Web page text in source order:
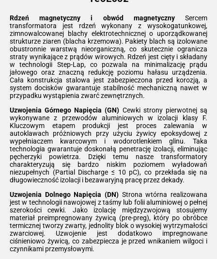
Rdzeń magnetyczny i obwód magnetycznySercem
transformatora jest rdzeń wykonany z wysokogatunkowej,
zimnowalcowanej blachy elektrotechnicznej o uporządkowanej
strukturze ziaren (blacha krzemowa). Pakiety blach są izolowane
obustronnie warstwą nieorganiczną, co skutecznie ogranicza
straty wynikające z prądów wirowych. Rdzeń jest cięty i składany
w technologii Step-Lap, co pozwala na minimalizację prądu
jałowego oraz znaczną redukcję poziomu hałasu urządzenia.
Cała konstrukcja stalowa jest zabezpieczona przed korozją, a
system docisków gwarantuje stabilność mechaniczną nawet w
przypadku wystąpienia zwarć zewnętrznych.
Uzwojenia Górnego Napięcia (GN) Cewki strony pierwotnej są
wykonywane z przewodów aluminiowych w izolacji klasy F.
Kluczowym etapem produkcji jest proces zalewania w
autoklawach próżniowych przy użyciu żywicy epoksydowej z
wypełniaczem kwarcowym i wodorotlenkiem glinu. Taka
technologia gwarantuje doskonałą penetrację izolacji, eliminując
pęcherzyki powietrza. Dzięki temu nasze transformatory
charakteryzują się bardzo niskim poziomem wyładowań
niezupełnych (Partial Discharge ≤ 10 pC), co przekłada się na
długowieczność izolacji i bezawaryjną pracę przez dekady.
Uzwojenia Dolnego Napięcia (DN) Strona wtórna realizowana
jest w technologii nawojowej z taśmy lub folii aluminiowej o pełnej
szerokości cewki. Jako izolację międzyzwojową stosujemy
materiał preimpregnowany żywicą (pre-preg), który po obróbce
termicznej tworzy zwarty, jednolity blok o wysokiej wytrzymałości
zwarciowej. Uzwojenie jest dodatkowo impregnowane
ciśnieniowo żywicą, co zabezpiecza je przed wnikaniem wilgoci i
czynnikami przemysłowymi.